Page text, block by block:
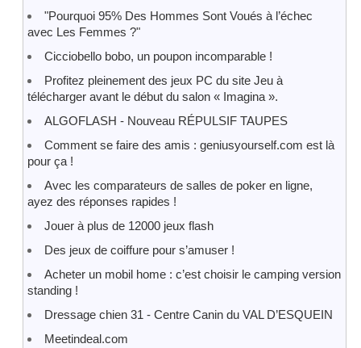
"Pourquoi 95% Des Hommes Sont Voués à l’échec
avec Les Femmes ?"
Cicciobello bobo, un poupon incomparable !
Profitez pleinement des jeux PC du site Jeu à
télécharger avant le début du salon « Imagina ».
ALGOFLASH - Nouveau RÉPULSIF TAUPES
Comment se faire des amis : geniusyourself.com est là
pour ça !
Avec les comparateurs de salles de poker en ligne,
ayez des réponses rapides !
Jouer à plus de 12000 jeux flash
Des jeux de coiffure pour s’amuser !
Acheter un mobil home : c’est choisir le camping version
standing !
Dressage chien 31 - Centre Canin du VAL D’ESQUEIN
Meetindeal.com